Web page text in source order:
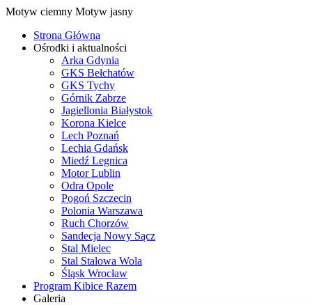
Motyw ciemny Motyw jasny
Strona Główna
Ośrodki i aktualności
Arka Gdynia
GKS Bełchatów
GKS Tychy
Górnik Zabrze
Jagiellonia Białystok
Korona Kielce
Lech Poznań
Lechia Gdańsk
Miedź Legnica
Motor Lublin
Odra Opole
Pogoń Szczecin
Polonia Warszawa
Ruch Chorzów
Sandecja Nowy Sącz
Stal Mielec
Stal Stalowa Wola
Śląsk Wrocław
Program Kibice Razem
Galeria